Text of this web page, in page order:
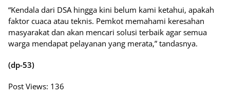
“Kendala dari DSA hingga kini belum kami ketahui, apakah
faktor cuaca atau teknis. Pemkot memahami keresahan
masyarakat dan akan mencari solusi terbaik agar semua
warga mendapat pelayanan yang merata,” tandasnya.
(dp-53)
Post Views: 136